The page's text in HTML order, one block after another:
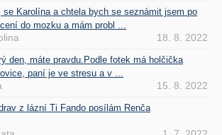
se Karolína a chtela bych se seznámit jsem po
do mozku a mám probl ...
18. 8. 2022
den, máte pravdu.Podle fotek má holčička
paní je ve stresu a v ...
15. 8. 2022
z lázní Ti Fando posílám Renča